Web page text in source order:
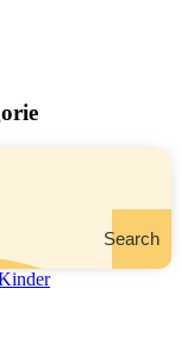
Search